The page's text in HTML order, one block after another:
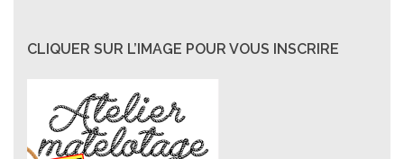
CLIQUER SUR L’IMAGE POUR VOUS INSCRIRE